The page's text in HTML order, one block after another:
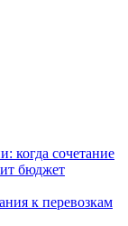
когда сочетание
бюджет
к перевозкам